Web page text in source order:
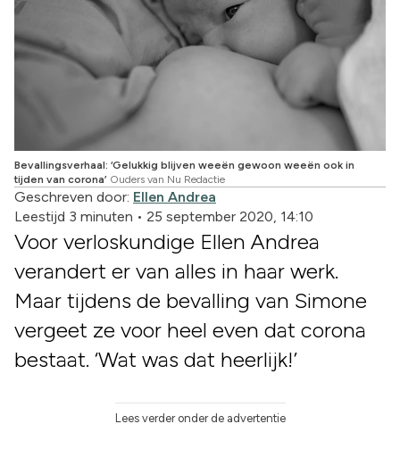
Bevallingsverhaal: ‘Gelukkig blijven weeën gewoon weeën ook in
tijden van corona’ Ouders van Nu Redactie
Geschreven door: Ellen Andrea
Leestijd 3 minuten • 25 september 2020, 14:10
Voor verloskundige Ellen Andrea
verandert er van alles in haar werk.
Maar tijdens de bevalling van Simone
vergeet ze voor heel even dat corona
bestaat. ‘Wat was dat heerlijk!’
Lees verder onder de advertentie